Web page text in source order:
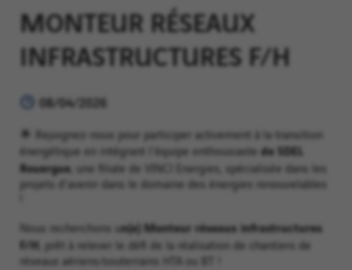
MONTEUR RÉSEAUX
INFRASTRUCTURES F/H
08/04/2026
🌟 Rejoignez-nous pour participer activement à la transition
énergétique en intégrant l'équipe enthousiaste de SDEL
Rouergue , une filiale de VINCI Energies, spécialisée dans les
projets d'avenir dans le domaine des énergies renouvelables
Nous recherchons un(e) Monteur réseaux infrastructures
F/H , prêt à relever le défi de la réalisation de chantiers de
réseaux aériens/souterrains HTA ou BT !